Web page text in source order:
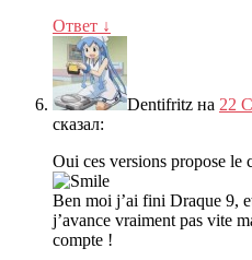
Ответ ↓
Dentifritz на 22
сказал:
Oui ces versions propose le
Ben moi j’ai fini Draque 9,
j’avance vraiment pas vite
compte !